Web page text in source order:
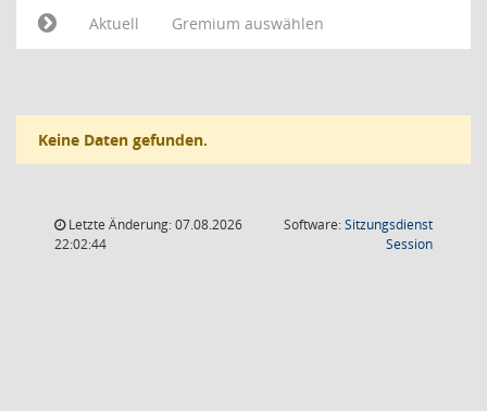
Aktuell
Gremium auswählen
Keine Daten gefunden.
Letzte Änderung: 07.08.2026
22:02:44
Software:Sitzungsdienst
Session(Wird in